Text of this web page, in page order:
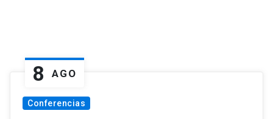
8 AGO
Conferencias